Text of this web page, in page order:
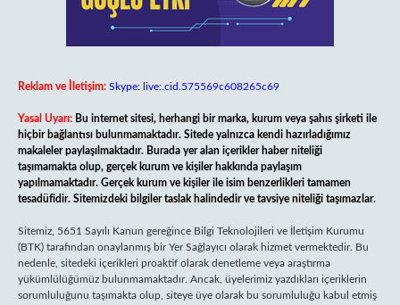
Reklam ve İletişim: Skype: live:.cid.575569c608265c69
Yasal Uyarı: Bu internet sitesi, herhangi bir marka, kurum veya şahıs şirketi ile
hiçbir bağlantısı bulunmamaktadır. Sitede yalnızca kendi hazırladığımız
makaleler paylaşılmaktadır. Burada yer alan içerikler haber niteliği
taşımamakta olup, gerçek kurum ve kişiler hakkında paylaşım
yapılmamaktadır. Gerçek kurum ve kişiler ile isim benzerlikleri tamamen
tesadüfidir. Sitemizdeki bilgiler taslak halindedir ve tavsiye niteliği taşımazlar.
Sitemiz, 5651 Sayılı Kanun gereğince Bilgi Teknolojileri ve İletişim Kurumu
(BTK) tarafından onaylanmış bir Yer Sağlayıcı olarak hizmet vermektedir. Bu
nedenle, sitedeki içerikleri proaktif olarak denetleme veya araştırma
yükümlülüğümüz bulunmamaktadır. Ancak, üyelerimiz yazdıkları içeriklerin
sorumluluğunu taşımakta olup, siteye üye olarak bu sorumluluğu kabul etmiş